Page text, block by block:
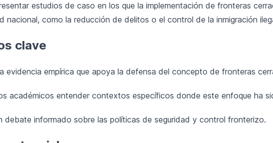
estudios de caso en los que la implementación de fronteras
nacional, como la reducción de delitos o el control de la inmigración
clave
evidencia empírica que apoya la defensa del concepto de fronteras
académicos entender contextos específicos donde este enfoque ha
debate informado sobre las políticas de seguridad y control fronterizo.